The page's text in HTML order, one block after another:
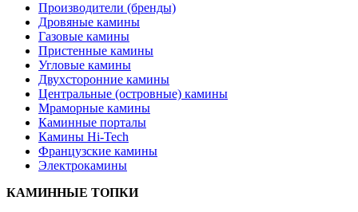
Производители (бренды)
Дровяные камины
Газовые камины
Пристенные камины
Угловые камины
Двухсторонние камины
Центральные (островные) камины
Мраморные камины
Каминные порталы
Камины Hi-Tech
Французские камины
Электрокамины
КАМИННЫЕ ТОПКИ